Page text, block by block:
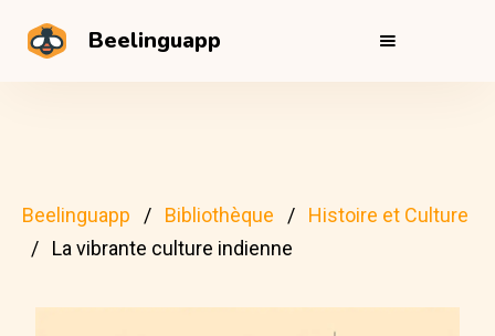
Beelinguapp
Beelinguapp Bibliothèque
Histoire et Culture
La vibrante culture indienne